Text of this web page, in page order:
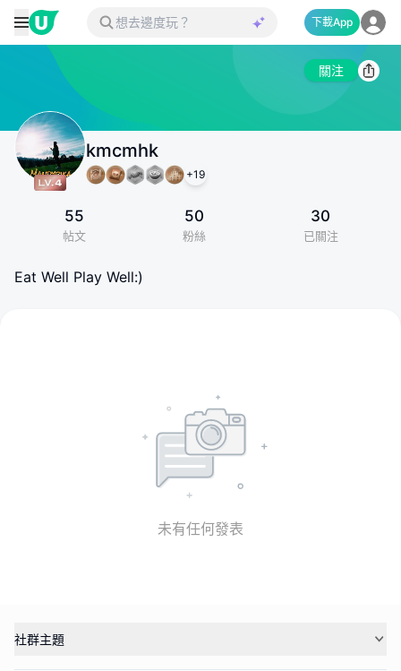
下載App
關注
kmcmhk
+19
55
帖文
50
粉絲
30
已關注
Eat Well Play Well:)
未有任何發表
社群主題